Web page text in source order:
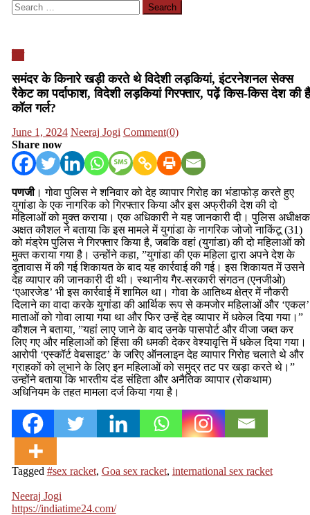
Search
for:
देश
समंदर के किनारे खड़ी करते थे विदेशी लड़कियां, इंटरनेशनल सेक्स
रैकेट का पर्दाफाश, विदेशी लड़कियां गिरफ्तार, पढ़ें किस-किस देश की हैं
कॉल गर्ल?
Posted
on
June 1, 2024 Author
Neeraj Jogi Comment(0)
Share now
पणजी। गोवा पुलिस ने शनिवार को देह व्यापार गिरोह का भंडाफोड़ करते हुए
युगांडा के एक नागरिक को गिरफ्तार किया और इस अफ्रीकी देश की दो
महिलाओं को मुक्त कराया। एक अधिकारी ने यह जानकारी दी। पुलिस अधीक्षक
अक्षत कौशल ने बताया कि इस मामले में युगांडा के नागरिक जोजो नाकिंटू (31)
को मंड्रेम पुलिस ने गिरफ्तार किया है, जबकि वहां (युगांडा) की दो महिलाओं को
मुक्त कराया गया है। उन्होंने कहा, ”युगांडा की एक महिला द्वारा अपने देश के
दूतावास में की गई शिकायत के बाद यह कार्रवाई की गई। इस शिकायत में उसने
देह व्यापार की जानकारी दी थी। स्थानीय गैर-सरकारी संगठन (एनजीओ)
‘एआरजेड’ भी इस कार्रवाई में शामिल था। गोवा के आतिथ्य क्षेत्र में नौकरी
दिलाने का वादा करके युगांडा की आर्थिक रूप से कमजोर महिलाओं और ‘एकल’
माताओं को गोवा लाया गया था और फिर उन्हें देह व्यापार में धकेल दिया गया।”
कौशल ने बताया, ”यहां लाए जाने के बाद उनके पासपोर्ट और वीजा जब्त कर
लिए गए और महिलाओं को हिंसा की धमकी देकर वेश्यावृत्ति में धकेल दिया गया।
आरोपी ‘एस्कॉर्ट वेबसाइट’ के जरिए ऑनलाइन देह व्यापार गिरोह चलाते थे और
ग्राहकों को लुभाने के लिए इन महिलाओं को समुद्र तट पर खड़ा करते थे।”
उन्होंने बताया कि भारतीय दंड संहिता और अनैतिक व्यापार (रोकथाम)
अधिनियम के तहत मामला दर्ज किया गया है।
Tagged #sex racket, Goa sex racket, international sex racket
Neeraj Jogi
https://indiatime24.com/